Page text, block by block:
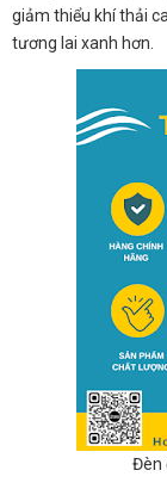
giảm thiểu khí thải
tương lai xanh hơn.
Đèn